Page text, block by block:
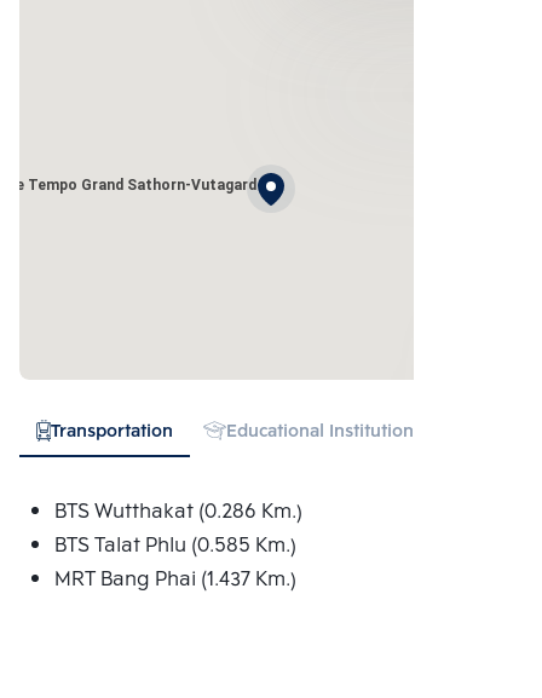
Tempo Grand Sathorn-Vutagard
Transportation Educational Institution
BTS Wutthakat (0.286 Km.)
BTS Talat Phlu (0.585 Km.)
MRT Bang Phai (1.437 Km.)